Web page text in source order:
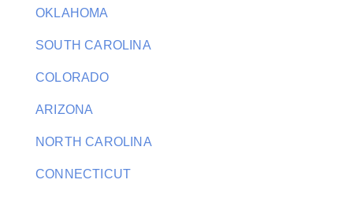
OKLAHOMA
SOUTH CAROLINA
COLORADO
ARIZONA
NORTH CAROLINA
CONNECTICUT